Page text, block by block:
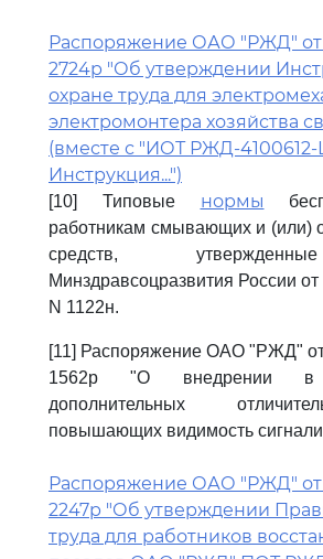
Распоряжение ОАО "РЖД" от
2724р "Об утверждении
охране труда для
электромонтера хозяйства
(вместе с "ИОТ РЖД-4100612-
Инструкция...")
[10] Типовые нормы
работникам смывающих и (или)
средств,
Минздравсоцразвития России от
N 1122н.
[11] Распоряжение ОАО "РЖД" от
1562р "О внедрении
дополнительных
повышающих видимость
Распоряжение ОАО "РЖД" от
2247р "Об утверждении
труда для работников